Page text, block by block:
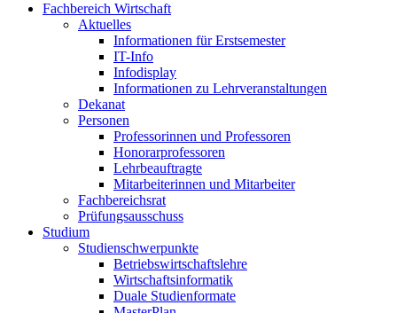
Fachbereich Wirtschaft
Aktuelles
Informationen für Erstsemester
IT-Info
Infodisplay
Informationen zu Lehrveranstaltungen
Dekanat
Personen
Professorinnen und Professoren
Honorarprofessoren
Lehrbeauftragte
Mitarbeiterinnen und Mitarbeiter
Fachbereichsrat
Prüfungsausschuss
Studium
Studienschwerpunkte
Betriebswirtschaftslehre
Wirtschaftsinformatik
Duale Studienformate